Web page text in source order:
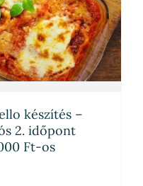
készítés –
2. időpont
Ft-os